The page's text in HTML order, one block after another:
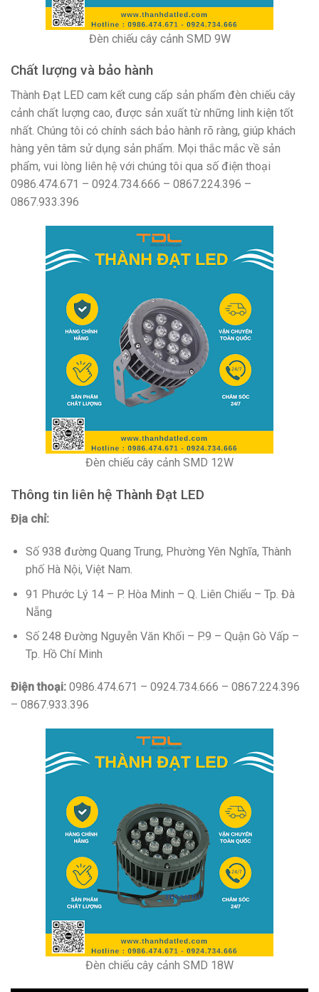
Đèn chiếu cây cảnh SMD 9W
Chất lượng và bảo hành
Thành Đạt LED cam kết cung cấp sản phẩm đèn chiếu cây
cảnh chất lượng cao, được sản xuất từ những linh kiện tốt
nhất. Chúng tôi có chính sách bảo hành rõ ràng, giúp khách
hàng yên tâm sử dụng sản phẩm. Mọi thắc mắc về sản
phẩm, vui lòng liên hệ với chúng tôi qua số điện thoại
0986.474.671 – 0924.734.666 – 0867.224.396 –
0867.933.396
Đèn chiếu cây cảnh SMD 12W
Thông tin liên hệ Thành Đạt LED
Địa chỉ:
Số 938 đường Quang Trung, Phường Yên Nghĩa, Thành
phố Hà Nội, Việt Nam.
91 Phước Lý 14 – P. Hòa Minh – Q. Liên Chiểu – Tp. Đà
Nẵng
Số 248 Đường Nguyễn Văn Khối – P.9 – Quận Gò Vấp –
Tp. Hồ Chí Minh
Điện thoại: 0986.474.671 – 0924.734.666 – 0867.224.396
– 0867.933.396
Đèn chiếu cây cảnh SMD 18W